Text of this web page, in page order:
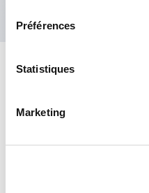
Préférences
Statistiques
Marketing